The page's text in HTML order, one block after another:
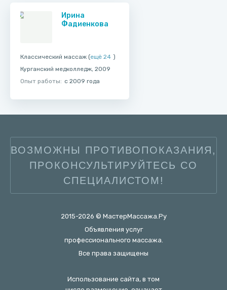
Ирина
Фадиенкова
Классический массаж (ещё 24 )
Курганский медколледж, 2009
Опыт работы: с 2009 года
ВОЗМОЖНЫ ПРОТИВОПОКАЗАНИЯ,
ПРОКОНСУЛЬТИРУЙТЕСЬ СО
СПЕЦИАЛИСТОМ!
2015-2026 © МастерМассажа.Ру
Объявления услуг
профессионального массажа.
Все права защищены
Использование сайта, в том